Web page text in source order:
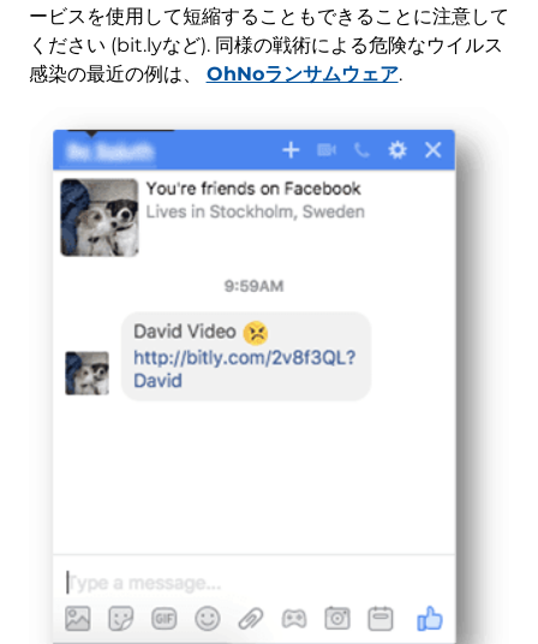
ービスを使用して短縮することもできることに注意して
ください (bit.lyなど). 同様の戦術による危険なウイルス
感染の最近の例は、 OhNoランサムウェア.